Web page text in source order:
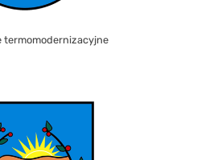
termomodernizacyjne